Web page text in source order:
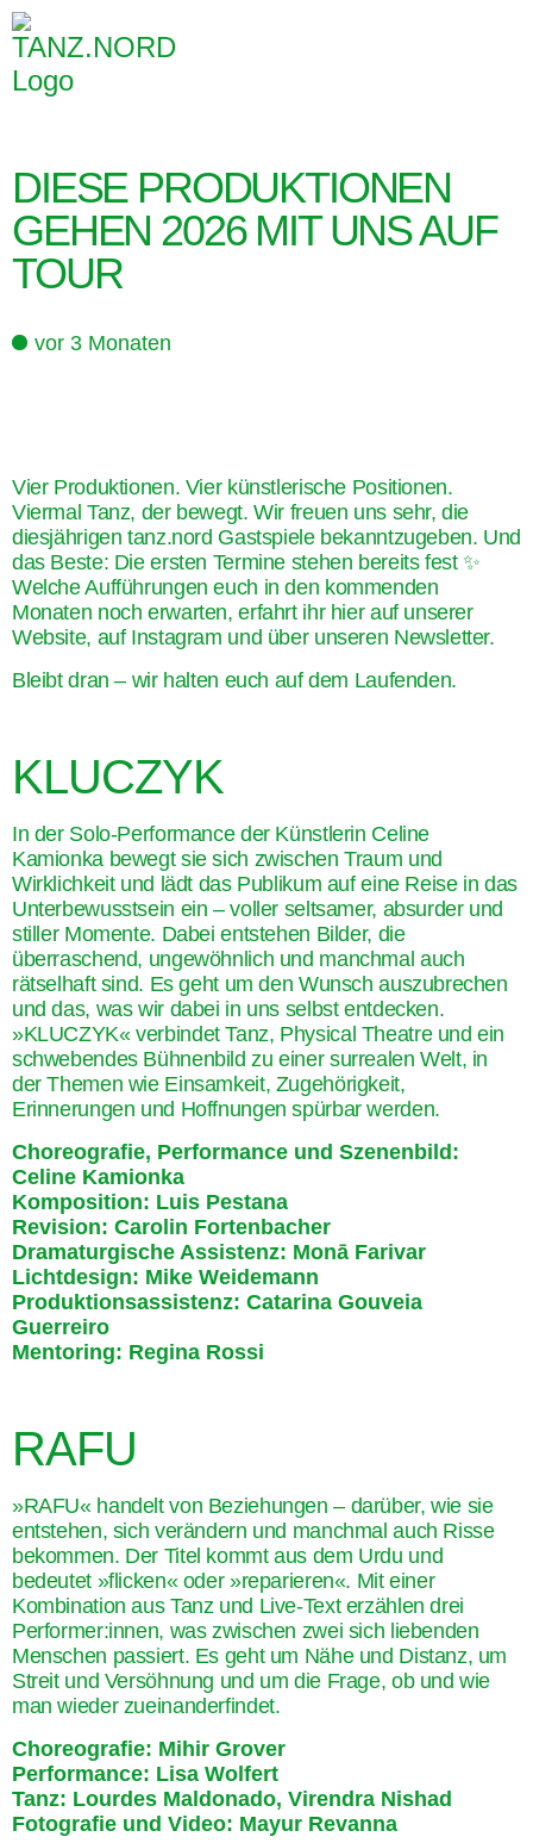
DIESE PRODUKTIONEN
GEHEN 2026 MIT UNS AUF
TOUR
vor 3 Monaten
Vier Produktionen. Vier künstlerische Positionen.
Viermal Tanz, der bewegt. Wir freuen uns sehr, die
diesjährigen tanz.nord Gastspiele bekanntzugeben. Und
das Beste: Die ersten Termine stehen bereits fest ✨
Welche Aufführungen euch in den kommenden
Monaten noch erwarten, erfahrt ihr hier auf unserer
Website, auf Instagram und über unseren Newsletter.
Bleibt dran – wir halten euch auf dem Laufenden.
KLUCZYK
In der Solo-Performance der Künstlerin Celine
Kamionka bewegt sie sich zwischen Traum und
Wirklichkeit und lädt das Publikum auf eine Reise in das
Unterbewusstsein ein – voller seltsamer, absurder und
stiller Momente. Dabei entstehen Bilder, die
überraschend, ungewöhnlich und manchmal auch
rätselhaft sind. Es geht um den Wunsch auszubrechen
und das, was wir dabei in uns selbst entdecken.
»KLUCZYK« verbindet Tanz, Physical Theatre und ein
schwebendes Bühnenbild zu einer surrealen Welt, in
der Themen wie Einsamkeit, Zugehörigkeit,
Erinnerungen und Hoffnungen spürbar werden.
Choreografie, Performance und Szenenbild:
Celine Kamionka
Komposition: Luis Pestana
Revision: Carolin Fortenbacher
Dramaturgische Assistenz: Monā Farivar
Lichtdesign: Mike Weidemann
Produktionsassistenz: Catarina Gouveia
Guerreiro
Mentoring: Regina Rossi
RAFU
»RAFU« handelt von Beziehungen – darüber, wie sie
entstehen, sich verändern und manchmal auch Risse
bekommen. Der Titel kommt aus dem Urdu und
bedeutet »flicken« oder »reparieren«. Mit einer
Kombination aus Tanz und Live-Text erzählen drei
Performer:innen, was zwischen zwei sich liebenden
Menschen passiert. Es geht um Nähe und Distanz, um
Streit und Versöhnung und um die Frage, ob und wie
man wieder zueinanderfindet.
Choreografie: Mihir Grover
Performance: Lisa Wolfert
Tanz: Lourdes Maldonado, Virendra Nishad
Fotografie und Video: Mayur Revanna